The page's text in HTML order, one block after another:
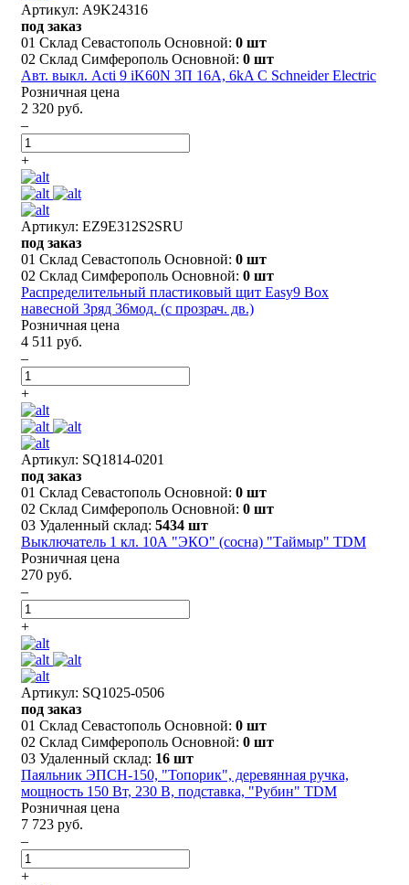
Артикул: A9K24316
под заказ
01 Склад Севастополь Основной: 0 шт
02 Склад Симферополь Основной: 0 шт
Авт. выкл. Acti 9 iK60N 3П 16A, 6kA C Schneider Electric
Розничная цена
2 320 руб.
–
+
Артикул: EZ9E312S2SRU
под заказ
01 Склад Севастополь Основной: 0 шт
02 Склад Симферополь Основной: 0 шт
Распределительный пластиковый щит Easy9 Box
навесной 3ряд 36мод. (с прозрач. дв.)
Розничная цена
4 511 руб.
–
+
Артикул: SQ1814-0201
под заказ
01 Склад Севастополь Основной: 0 шт
02 Склад Симферополь Основной: 0 шт
03 Удаленный склад: 5434 шт
Выключатель 1 кл. 10А "ЭКО" (сосна) "Таймыр" TDM
Розничная цена
270 руб.
–
+
Артикул: SQ1025-0506
под заказ
01 Склад Севастополь Основной: 0 шт
02 Склад Симферополь Основной: 0 шт
03 Удаленный склад: 16 шт
Паяльник ЭПСН-150, "Топорик", деревянная ручка,
мощность 150 Вт, 230 В, подставка, "Рубин" TDM
Розничная цена
7 723 руб.
–
+